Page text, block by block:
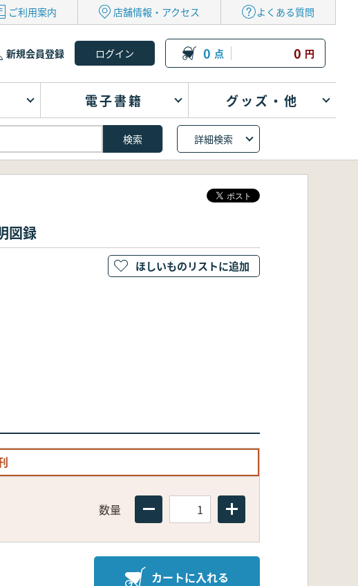
ご利用案内 店舗情報・アクセス よくある質問
新規会員登録 0 点 0 円
電子書籍 グッズ・他
詳細検索
図録
数量
カートに入れる
ほしいものリストに追加